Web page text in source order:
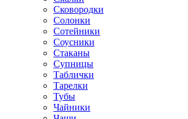
Сковородки
Солонки
Сотейники
Соусники
Стаканы
Супницы
Таблички
Тарелки
Тубы
Чайники